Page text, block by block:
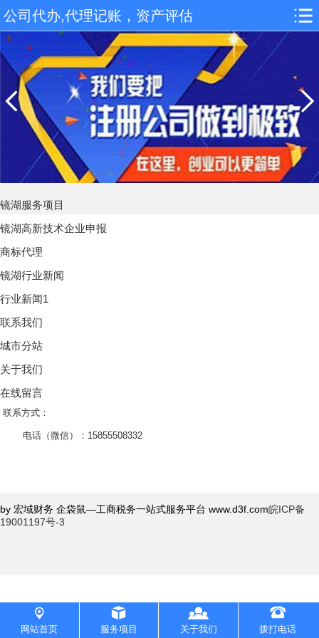
公司代办,代理记账，资产评估
镜湖服务项目
镜湖高新技术企业申报
商标代理
镜湖行业新闻
行业新闻1
联系我们
城市分站
关于我们
在线留言
联系方式：
电话（微信）：15855508332
by 宏域财务 企袋鼠—工商税务一站式服务平台 www.d3f.com皖ICP备
19001197号-3
网站首页 服务项目 关于我们 拨打电话